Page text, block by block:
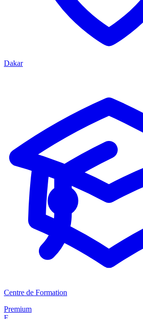
Dakar
Centre de Formation
Premium